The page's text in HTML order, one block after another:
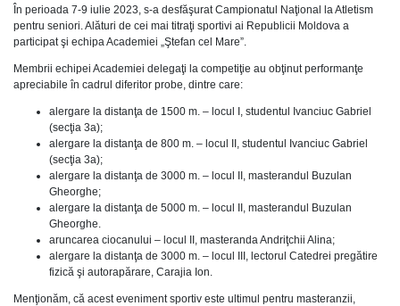
În perioada 7-9 iulie 2023, s-a desfăşurat Campionatul Naţional la Atletism
pentru seniori. Alături de cei mai titraţi sportivi ai Republicii Moldova a
participat şi echipa Academiei „Ştefan cel Mare”.
Membrii echipei Academiei delegaţi la competiţie au obţinut performanţe
apreciabile în cadrul diferitor probe, dintre care:
alergare la distanţa de 1500 m. – locul I, studentul Ivanciuc Gabriel
(secţia 3a);
alergare la distanţa de 800 m. – locul II, studentul Ivanciuc Gabriel
(secţia 3a);
alergare la distanţa de 3000 m. – locul II, masterandul Buzulan
Gheorghe;
alergare la distanţa de 5000 m. – locul II, masterandul Buzulan
Gheorghe.
aruncarea ciocanului – locul II, masteranda Andriţchii Alina;
alergare la distanţa de 3000 m. – locul III, lectorul Catedrei pregătire
fizică şi autorapărare, Carajia Ion.
Menţionăm, că acest eveniment sportiv este ultimul pentru masteranzii,